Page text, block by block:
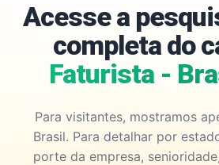
Acesse a
completa do
Faturista -
Para visitantes, mostramos
Brasil. Para detalhar por
porte da empresa,